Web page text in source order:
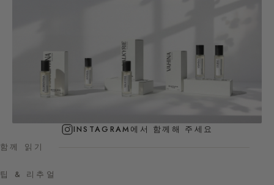
INSTAGRAM에서 함께해 주세요
함께 읽기
팁 & 리추얼